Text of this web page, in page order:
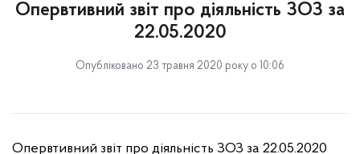
Опервтивний звіт про діяльність ЗОЗ за
22.05.2020
Опубліковано 23 травня 2020 року о 10:06
Опервтивний звіт про діяльність ЗОЗ за 22.05.2020